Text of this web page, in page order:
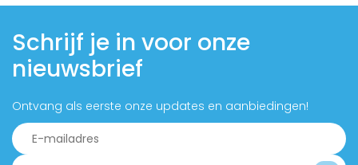
Schrijf je in voor onze
nieuwsbrief
Ontvang als eerste onze updates en aanbiedingen!